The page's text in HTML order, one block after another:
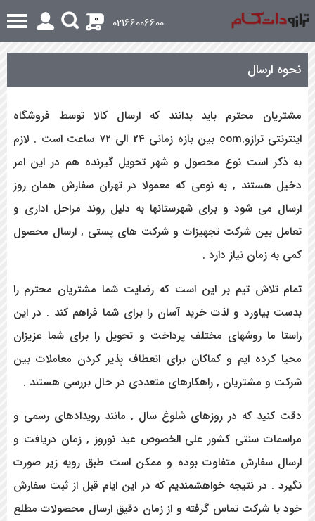
02166006600
0
نحوه ارسال
مشتریان محترم باید بدانند که ارسال کالا توسط فروشگاه
اینترنتی ترازو.com بین بازه زمانی 24 الی 72 ساعت است . لازم
به ذکر است نوع محصول و شهر تحویل گیرنده هم در این امر
دخیل هستند , به نوعی که معمولا در تهران سفارش همان روز
ارسال می شود و برای شهرستانها به دلیل روند مراحل اداری و
تعامل بین شرکت تجهیزات و شرکت های پستی , ارسال محصول
کمی به زمان نیاز دارد .
تمام تلاش تیم بر این است که رضایت شما مشتریان محترم را
بدست بیاورد و لذت خرید آسان را برای شما فراهم کند . در این
راستا ما روشهای مختلف پرداخت و تحویل را برای شما عزیزان
محیا کرده ایم و کماکان برای انعطاف پذیر کردن معاملات بین
شرکت و مشتریان , راهکارهای متعددی در حال بررسی هستند .
دقت کنید که در روزهای شلوغ سال , مانند رویدادهای رسمی و
مراسمات سنتی کشور علی الخصوص عید نوروز , زمان دریافت و
ارسال سفارش متفاوت بوده و ممکن است طبق رویه زیر صورت
نگیرد . در نتیجه خواهشمندیم که در این ایام قبل از ثبت سفارش
خود با شرکت تماس گرفته و از زمان دقیق ارسال محصولات مطلع